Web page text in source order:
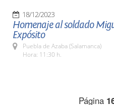
18/12/2023
Homenaje al soldado
Expósito
Puebla de Azaba (Salamanca)
Hora: 11:30 h.
Página